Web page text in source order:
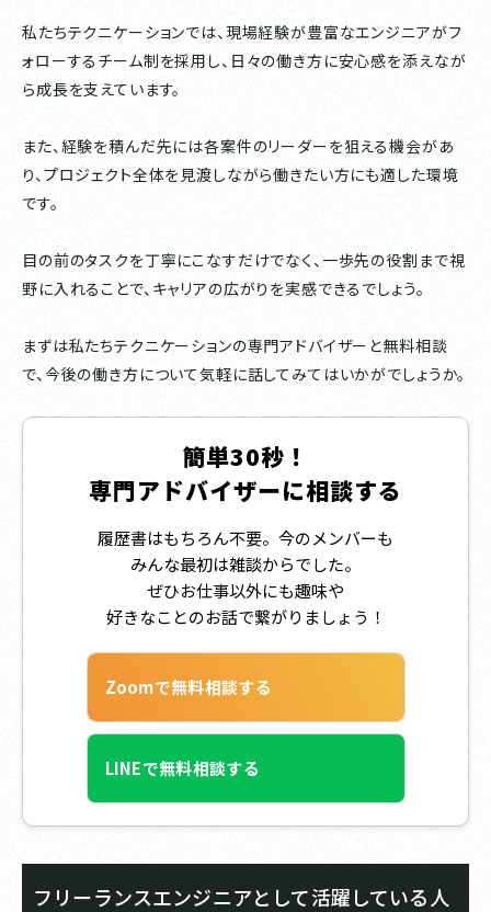
私たちテクニケーションでは、現場経験が豊富なエンジニアがフ
ォローするチーム制を採用し、日々の働き方に安心感を添えなが
ら成長を支えています。
また、経験を積んだ先には各案件のリーダーを狙える機会があ
り、プロジェクト全体を見渡しながら働きたい方にも適した環境
です。
目の前のタスクを丁寧にこなすだけでなく、一歩先の役割まで視
野に入れることで、キャリアの広がりを実感できるでしょう。
まずは私たちテクニケーションの専門アドバイザーと無料相談
で、今後の働き方について気軽に話してみてはいかがでしょうか。
簡単30秒！
専門アドバイザーに相談する
履歴書はもちろん不要。今のメンバーも
みんな最初は雑談からでした。
ぜひお仕事以外にも趣味や
好きなことのお話で繋がりましょう！
Zoomで無料相談する
LINEで無料相談する
フリーランスエンジニアとして活躍している人